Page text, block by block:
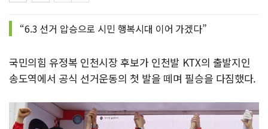
“6.3 선거 압승으로 시민 행복시대 이어 가겠다”
국민의힘 유정복 인천시장 후보가 인천발 KTX의 출발지인
송도역에서 공식 선거운동의 첫 발을 떼며 필승을 다짐했다.